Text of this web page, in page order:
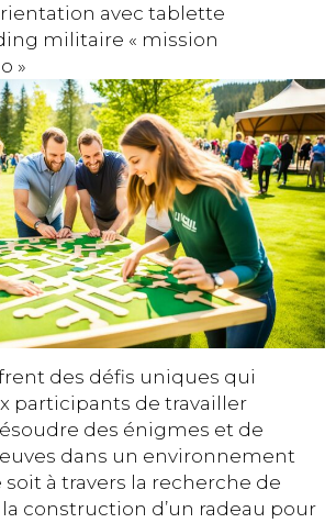
avec tablette
militaire « mission
»
des défis uniques qui
participants de travailler
des énigmes et de
dans un environnement
soit à travers la recherche de
construction d’un radeau pour